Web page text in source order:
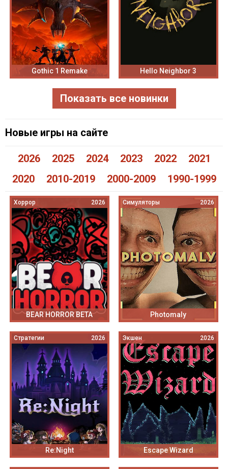
Gothic 1 Remake Hello Neighbor 3
Показать все новинки
Новые игры на сайте
2026 2025 2024 2023 2022
2021
2020
2010-2019 2000-2009 1990-1999
Хоррор 2026
BEAR HORROR BETA
Симуляторы 2026
Photomaly
Стратегии 2026
Re:Night
Экшен 2026
Escape Wizard